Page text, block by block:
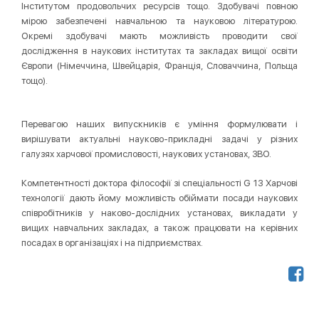
Інститутом продовольчих ресурсів тощо. Здобувачі повною
мірою забезпечені навчальною та науковою літературою.
Окремі здобувачі мають можливість проводити свої
дослідження в наукових інститутах та закладах вищої освіти
Європи (Німеччина, Швейцарія, Франція, Словаччина, Польща
тощо).
Перевагою наших випускників є уміння формулювати і
вирішувати актуальні науково-прикладні задачі у різних
галузях харчової промисловості, наукових установах, ЗВО.
Компетентності доктора філософії зі спеціальності G 13 Харчові
технології дають йому можливість обіймати посади наукових
співробітників у наково-дослідних установах, викладати у
вищих навчальних закладах, а також працювати на керівних
посадах в організаціях і на підприємствах.